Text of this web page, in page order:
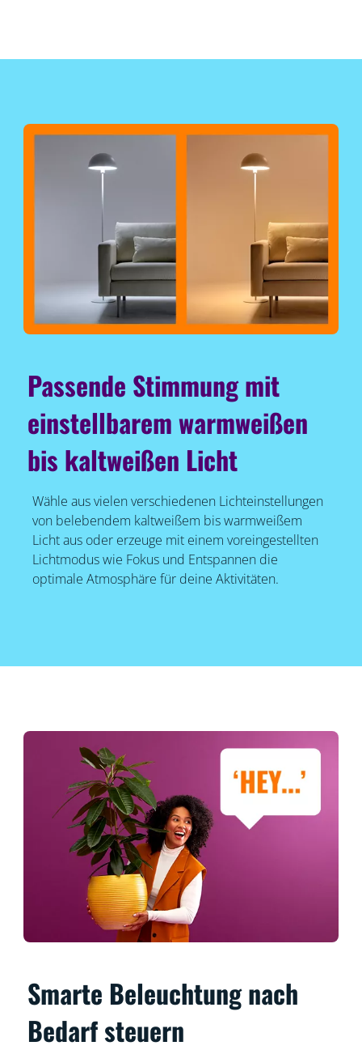
Passende Stimmung mit
einstellbarem warmweißen
bis kaltweißen Licht
Wähle aus vielen verschiedenen Lichteinstellungen
von belebendem kaltweißem bis warmweißem
Licht aus oder erzeuge mit einem voreingestellten
Lichtmodus wie Fokus und Entspannen die
optimale Atmosphäre für deine Aktivitäten.
Smarte Beleuchtung nach
Bedarf steuern